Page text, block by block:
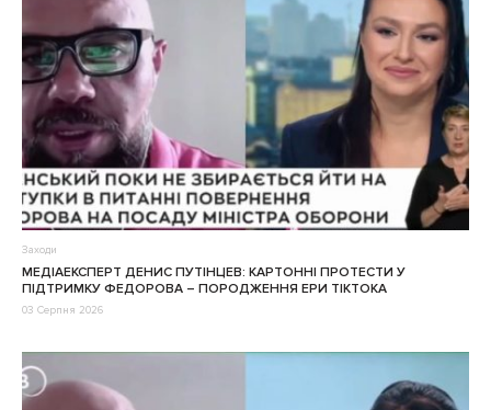
Заходи
МЕДІАЕКСПЕРТ ДЕНИС ПУТІНЦЕВ: КАРТОННІ ПРОТЕСТИ У
ПІДТРИМКУ ФЕДОРОВА – ПОРОДЖЕННЯ ЕРИ ТІКТОКА
03 Серпня 2026